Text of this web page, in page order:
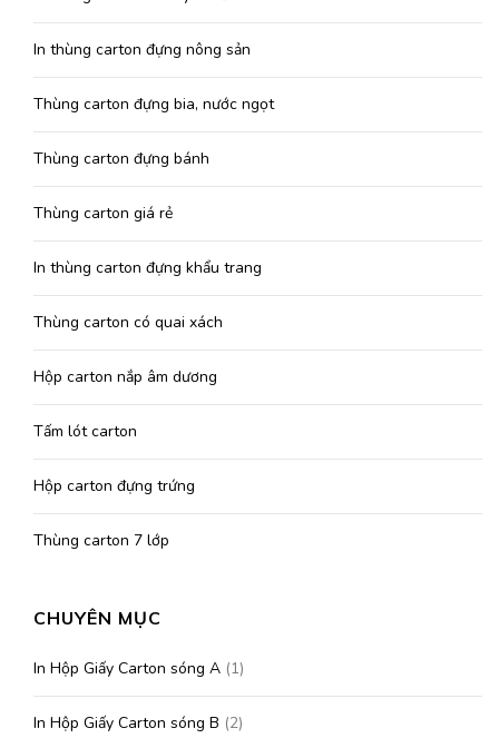
In thùng carton đựng nông sản
Thùng carton đựng bia, nước ngọt
Thùng carton đựng bánh
Thùng carton giá rẻ
In thùng carton đựng khẩu trang
Thùng carton có quai xách
Hộp carton nắp âm dương
Tấm lót carton
Hộp carton đựng trứng
Thùng carton 7 lớp
CHUYÊN MỤC
In Hộp Giấy Carton sóng A (1)
In Hộp Giấy Carton sóng B (2)